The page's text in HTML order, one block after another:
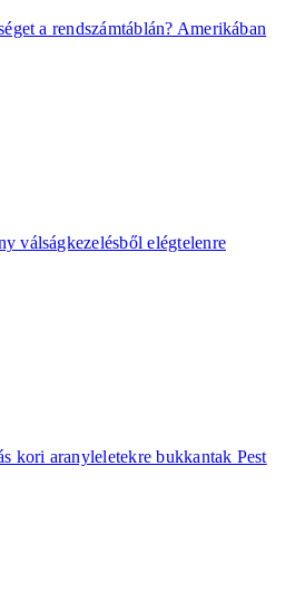
a rendszámtáblán? Amerikában
válságkezelésből elégtelenre
kori aranyleletekre bukkantak Pest